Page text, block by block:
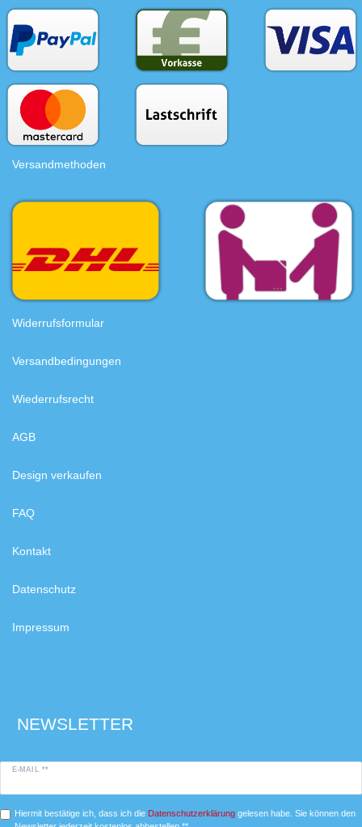
Versandmethoden
Widerrufsformular
Versandbedingungen
Wiederrufsrecht
AGB
Design verkaufen
FAQ
Kontakt
Datenschutz
Impressum
NEWSLETTER
E-MAIL **
Hiermit bestätige ich, dass ich die Daten­schutz­erklärunggelesen habe. Sie können den